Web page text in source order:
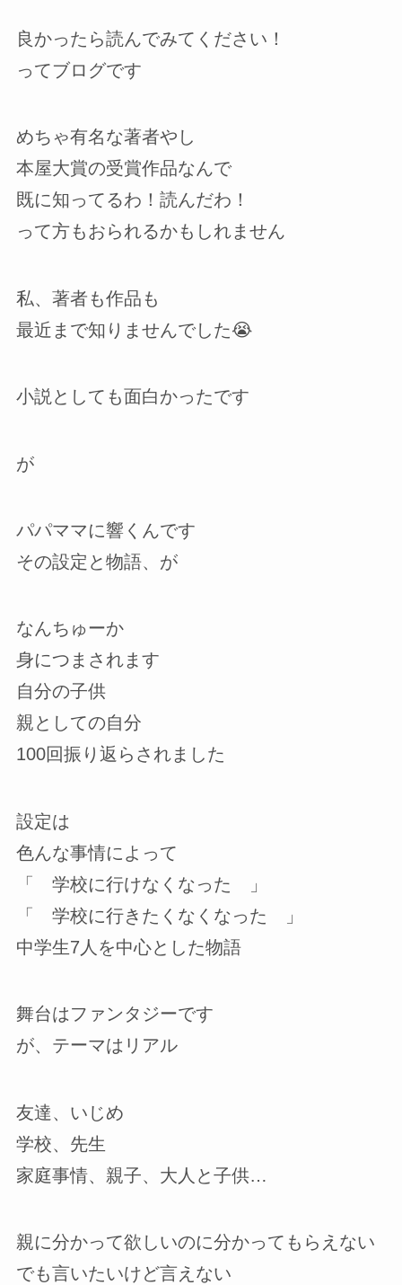
良かったら読んでみてください！
ってブログです
めちゃ有名な著者やし
本屋大賞の受賞作品なんで
既に知ってるわ！読んだわ！
って方もおられるかもしれません
私、著者も作品も
最近まで知りませんでした😭
小説としても面白かったです
が
パパママに響くんです
その設定と物語、が
なんちゅーか
身につまされます
自分の子供
親としての自分
100回振り返らされました
設定は
色んな事情によって
「 学校に行けなくなった 」
「 学校に行きたくなくなった 」
中学生7人を中心とした物語
舞台はファンタジーです
が、テーマはリアル
友達、いじめ
学校、先生
家庭事情、親子、大人と子供…
親に分かって欲しいのに分かってもらえない
でも言いたいけど言えない